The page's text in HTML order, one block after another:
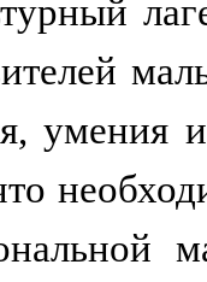
умения